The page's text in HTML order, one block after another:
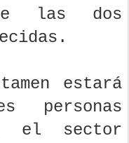
las dos
estará
personas
el sector